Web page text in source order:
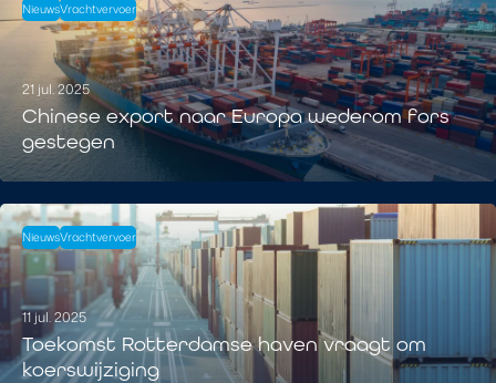
NieuwsVrachtvervoer
21 jul. 2025
Chinese export naar Europa wederom fors
gestegen
NieuwsVrachtvervoer
11 jul. 2025
Toekomst Rotterdamse haven vraagt om
koerswijziging